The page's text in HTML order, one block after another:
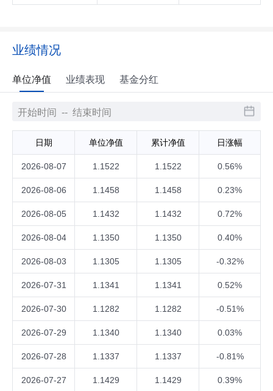
业绩情况
单位净值 业绩表现 基金分红
日期 单位净值 累计净值 日涨幅
2026-08-07 1.1522 1.1522 0.56%
2026-08-06 1.1458 1.1458 0.23%
2026-08-05 1.1432 1.1432 0.72%
2026-08-04 1.1350 1.1350 0.40%
2026-08-03 1.1305 1.1305 -0.32%
2026-07-31 1.1341 1.1341 0.52%
2026-07-30 1.1282 1.1282 -0.51%
2026-07-29 1.1340 1.1340 0.03%
2026-07-28 1.1337 1.1337 -0.81%
2026-07-27 1.1429 1.1429 0.39%